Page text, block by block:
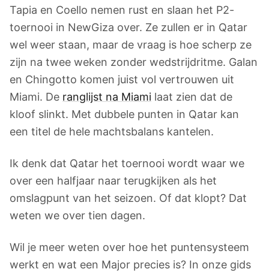
Tapia en Coello nemen rust en slaan het P2-
toernooi in NewGiza over. Ze zullen er in Qatar
wel weer staan, maar de vraag is hoe scherp ze
zijn na twee weken zonder wedstrijdritme. Galan
en Chingotto komen juist vol vertrouwen uit
Miami. De ranglijst na Miami laat zien dat de
kloof slinkt. Met dubbele punten in Qatar kan
een titel de hele machtsbalans kantelen.
Ik denk dat Qatar het toernooi wordt waar we
over een halfjaar naar terugkijken als het
omslagpunt van het seizoen. Of dat klopt? Dat
weten we over tien dagen.
Wil je meer weten over hoe het puntensysteem
werkt en wat een Major precies is? In onze gids